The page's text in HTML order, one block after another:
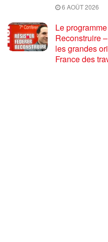
6 AOÛT 2026
Le
Reconstruire
les grandes
France des